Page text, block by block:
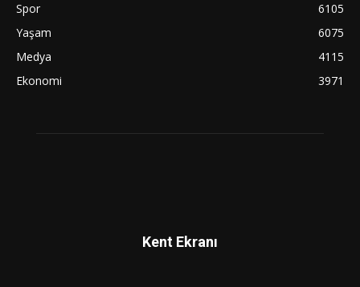
Spor
6105
Yaşam
6075
Medya
4115
Ekonomi
3971
Kent Ekranı